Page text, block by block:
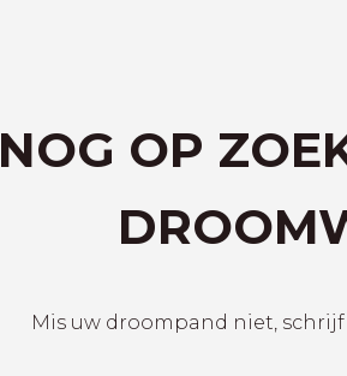
NOG OP
Mis uw droompand niet,